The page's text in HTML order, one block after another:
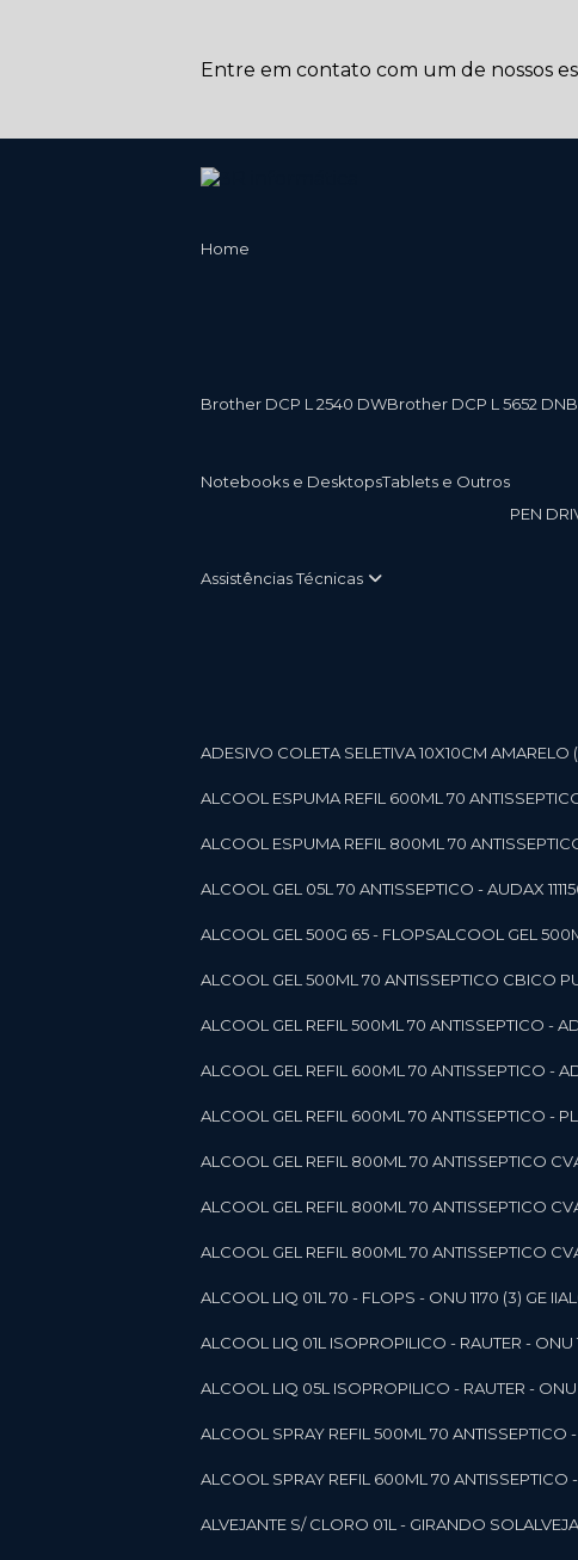
Entre em contato com um de nossos
Home
Brother DCP L 2540 DW Brother DCP L 5652 DN
Notebooks e Desktops Tablets e Outros
PEN
Assistências Técnicas
ADESIVO COLETA SELETIVA 10X10CM AMARELO
ALCOOL ESPUMA REFIL 600ML 70
ALCOOL ESPUMA REFIL 800ML 70
ALCOOL GEL 05L 70 ANTISSEPTICO - AUDAX
ALCOOL GEL 500G 65 - FLOPS ALCOOL GEL
ALCOOL GEL 500ML 70 ANTISSEPTICO CBICO
ALCOOL GEL REFIL 500ML 70 ANTISSEPTICO -
ALCOOL GEL REFIL 600ML 70 ANTISSEPTICO -
ALCOOL GEL REFIL 600ML 70 ANTISSEPTICO -
ALCOOL GEL REFIL 800ML 70 ANTISSEPTICO
ALCOOL GEL REFIL 800ML 70 ANTISSEPTICO
ALCOOL GEL REFIL 800ML 70 ANTISSEPTICO
ALCOOL LIQ 01L 70 - FLOPS - ONU 1170 (3) GE II
ALCOOL LIQ 01L ISOPROPILICO - RAUTER - ONU
ALCOOL LIQ 05L ISOPROPILICO - RAUTER -
ALCOOL SPRAY REFIL 500ML 70 ANTISSEPTICO
ALCOOL SPRAY REFIL 600ML 70 ANTISSEPTICO
ALVEJANTE S/ CLORO 01L - GIRANDO SOL